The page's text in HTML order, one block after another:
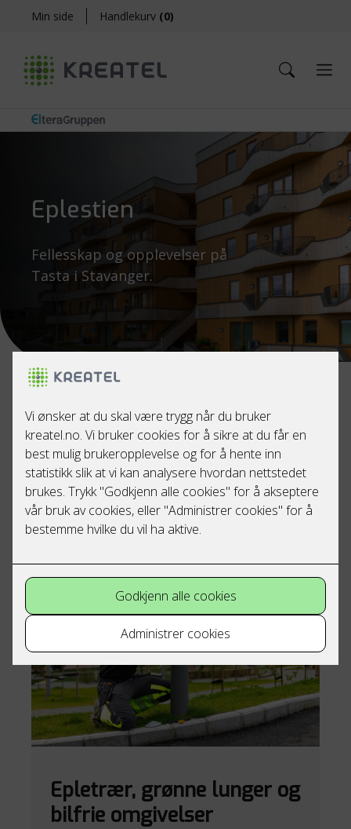
Min side Handlekurv (0)
Eplestien
Fellesskap og opplevelser på
Tasta i Stavanger.
Eplestien er tegnet av det prisvinnende arkitektkontoret
Helen&Hard. Det betyr god tenking og fine boliger.
Prosjektet består av 26 rekkehus fordelt på
tomannsboliger og en rekke med tre boliger. Husene
strekker seg over to og tre etasjer, med balkonger eller
takterrasser.
Epletrær, grønne lunger og
bilfrie omgivelser